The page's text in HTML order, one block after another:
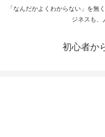
「なんだかよくわからない」を無
ジネスも、
初心者か